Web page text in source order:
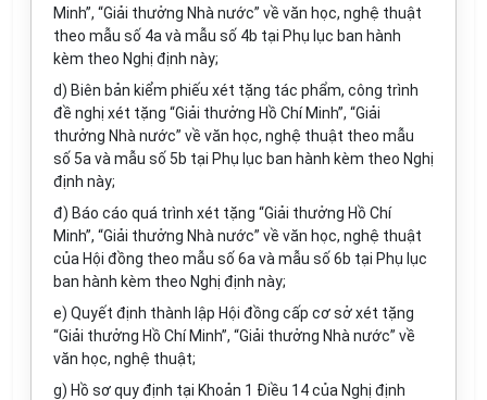
Minh”, “Giải thưởng Nhà nước” về văn học, nghệ thuật
theo mẫu số 4a và mẫu số 4b tại Phụ lục ban hành
kèm theo Nghị định này;
d) Biên bản kiểm phiếu xét tặng tác phẩm, công trình
đề nghị xét tặng “Giải thưởng Hồ Chí Minh”, “Giải
thưởng Nhà nước” về văn học, nghệ thuật theo mẫu
số 5a và mẫu số 5b tại Phụ lục ban hành kèm theo Nghị
định này;
đ) Báo cáo quá trình xét tặng “Giải thưởng Hồ Chí
Minh”, “Giải thưởng Nhà nước” về văn học, nghệ thuật
của Hội đồng theo mẫu số 6a và mẫu số 6b tại Phụ lục
ban hành kèm theo Nghị định này;
e) Quyết định thành lập Hội đồng cấp cơ sở xét tặng
“Giải thưởng Hồ Chí Minh”, “Giải thưởng Nhà nước” về
văn học, nghệ thuật;
g) Hồ sơ quy định tại Khoản 1 Điều 14 của Nghị định